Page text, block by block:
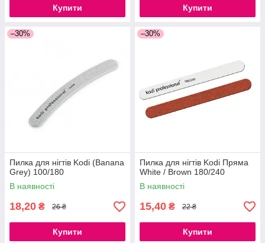
Купити Купити
–30%
Пилка для нігтів Kodi (Banana
Grey) 100/180
В наявності
18,20 ₴ 26 ₴
Купити
–30%
Пилка для нігтів Kodi Пряма
White / Brown 180/240
В наявності
15,40 ₴ 22 ₴
Купити